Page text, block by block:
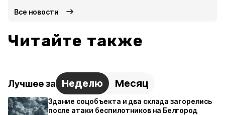
Все новости
Читайте также
Лучшее за Неделю Месяц
Здание соцобъекта и два склада загорелись
после атаки беспилотников на Белгород